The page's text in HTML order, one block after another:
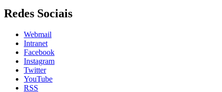
Redes Sociais
Webmail
Intranet
Facebook
Instagram
Twitter
YouTube
RSS